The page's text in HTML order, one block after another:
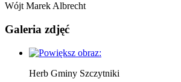
Wójt Marek Albrecht
Galeria zdjęć
Herb Gminy Szczytniki